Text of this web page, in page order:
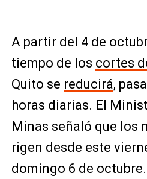
A partir del 4 de
tiempo de los cortes
Quito se reducirá,
horas diarias. El
Minas señaló que los
rigen desde este
domingo 6 de octubre.